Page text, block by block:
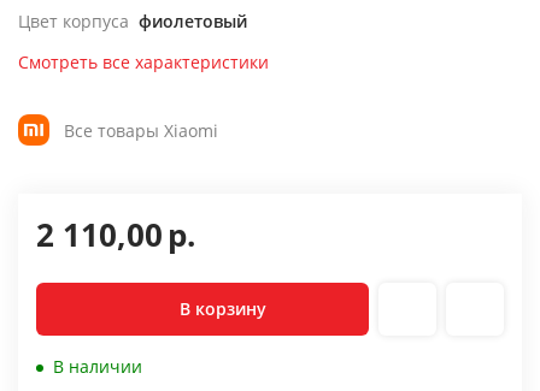
Цвет корпуса фиолетовый
Смотреть все характеристики
Все товары Xiaomi
2 110,00р.
В корзину
В наличии